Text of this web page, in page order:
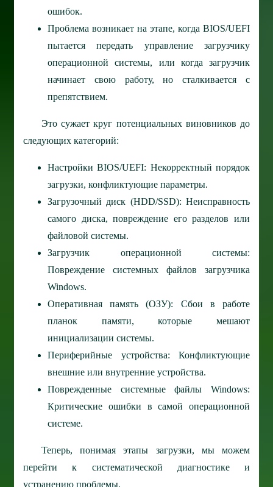
ошибок.
Проблема возникает на этапе, когда BIOS/UEFI
пытается передать управление загрузчику
операционной системы, или когда загрузчик
начинает свою работу, но сталкивается с
препятствием.
Это сужает круг потенциальных виновников до
следующих категорий:
Настройки BIOS/UEFI: Некорректный порядок
загрузки, конфликтующие параметры.
Загрузочный диск (HDD/SSD): Неисправность
самого диска, повреждение его разделов или
файловой системы.
Загрузчик операционной системы:
Повреждение системных файлов загрузчика
Windows.
Оперативная память (ОЗУ): Сбои в работе
планок памяти, которые мешают
инициализации системы.
Периферийные устройства: Конфликтующие
внешние или внутренние устройства.
Поврежденные системные файлы Windows:
Критические ошибки в самой операционной
системе.
Теперь, понимая этапы загрузки, мы можем
перейти к систематической диагностике и
устранению проблемы.